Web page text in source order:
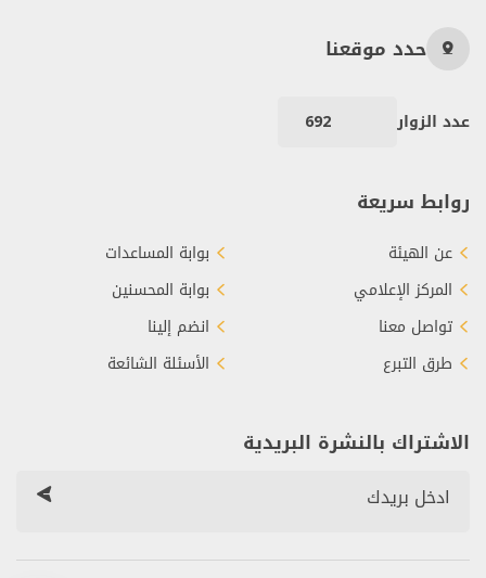
حدد موقعنا
عدد الزوار 692
روابط سريعة
عن الهيئة
المركز الإعلامي
تواصل معنا
طرق التبرع
بوابة المساعدات
بوابة المحسنين
انضم إلينا
الأسئلة الشائعة
الاشتراك بالنشرة البريدية